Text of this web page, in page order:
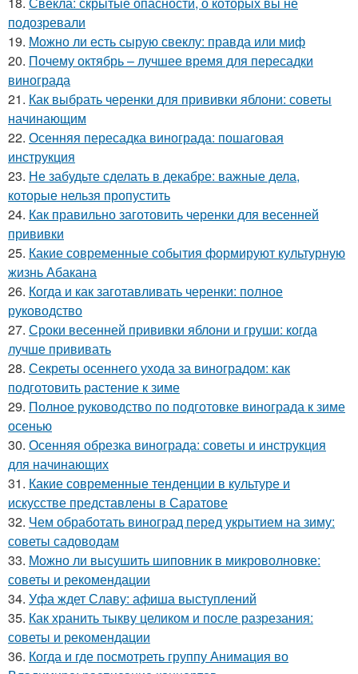
подозревали
19. Можно ли есть сырую свеклу: правда или миф
20. Почему октябрь – лучшее время для пересадки
винограда
21. Как выбрать черенки для прививки яблони: советы
начинающим
22. Осенняя пересадка винограда: пошаговая
инструкция
23. Не забудьте сделать в декабре: важные дела,
которые нельзя пропустить
24. Как правильно заготовить черенки для весенней
прививки
25. Какие современные события формируют культурную
жизнь Абакана
26. Когда и как заготавливать черенки: полное
руководство
27. Сроки весенней прививки яблони и груши: когда
лучше прививать
28. Секреты осеннего ухода за виноградом: как
подготовить растение к зиме
29. Полное руководство по подготовке винограда к зиме
осенью
30. Осенняя обрезка винограда: советы и инструкция
для начинающих
31. Какие современные тенденции в культуре и
искусстве представлены в Саратове
32. Чем обработать виноград перед укрытием на зиму:
советы садоводам
33. Можно ли высушить шиповник в микроволновке:
советы и рекомендации
34. Уфа ждет Славу: афиша выступлений
35. Как хранить тыкву целиком и после разрезания:
советы и рекомендации
36. Когда и где посмотреть группу Анимация во